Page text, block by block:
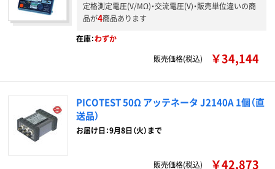
定格測定電圧(V/MΩ)・交流電圧(V)・販売単位違いの商
品が4商品あります
在庫：わずか
販売価格(税込)
￥34,144
PICOTEST 50Ω アッテネータ J2140A 1個（直
送品）
お届け日：9月8日（火）まで
販売価格(税込) ￥42,873